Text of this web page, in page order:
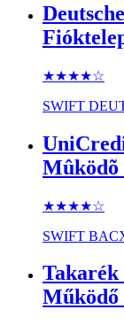
★★★★☆
SWIFT
Mûködõ
★★★★☆
SWIFT
Takarék
Működő